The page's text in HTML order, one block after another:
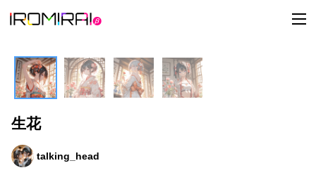
t
o
生花
talking_head